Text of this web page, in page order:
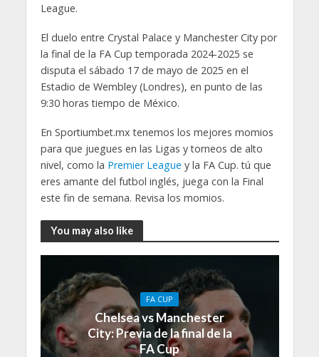
League.
El duelo entre Crystal Palace y Manchester City por
la final de la FA Cup temporada 2024-2025 se
disputa el sábado 17 de mayo de 2025 en el
Estadio de Wembley (Londres), en punto de las
9:30 horas tiempo de México.
En Sportiumbet.mx tenemos los mejores momios
para que juegues en las Ligas y torneos de alto
nivel, como la Premier League y la FA Cup. tú que
eres amante del futbol inglés, juega con la Final
este fin de semana. Revisa los momios.
You may also like
FA CUP
Chelsea vs Manchester
City: Previa de la final de la
FA Cup